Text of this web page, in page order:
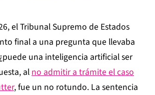
el Tribunal Supremo de Estados
final a una pregunta que llevaba
una inteligencia artificial ser
alno admitir a trámite el caso
, fue un no rotundo. La sentencia